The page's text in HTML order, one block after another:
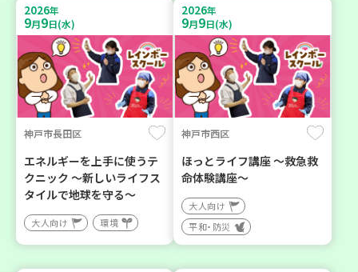
2026年
9月9日(水)
神戸市長田区
エネルギーを上手に使うテ
クニック ～新しいライフス
タイルで地球を守る～
大人向け 環境
2026年
9月9日(水)
神戸市西区
ほっとライフ講座 ～救急救
命体験講座～
大人向け
平和・防災